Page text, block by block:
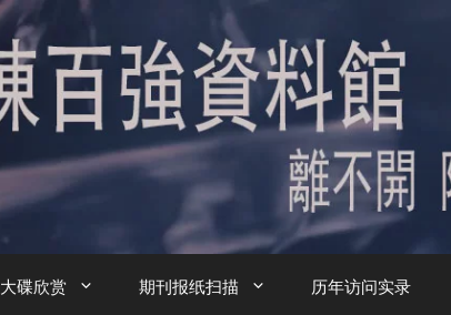
大碟欣赏 期刊报纸扫描 历年访问实录